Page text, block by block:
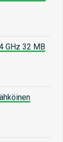
GHz 32 MB